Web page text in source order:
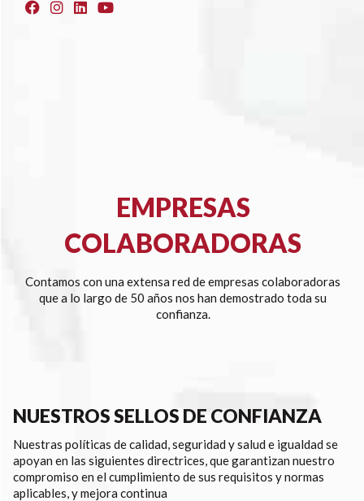
EMPRESAS
COLABORADORAS
Contamos con una extensa red de empresas colaboradoras
que a lo largo de 50 años nos han demostrado toda su
confianza.
NUESTROS SELLOS DE CONFIANZA
Nuestras políticas de calidad, seguridad y salud e igualdad se
apoyan en las siguientes directrices, que garantizan nuestro
compromiso en el cumplimiento de sus requisitos y normas
aplicables, y mejora continua